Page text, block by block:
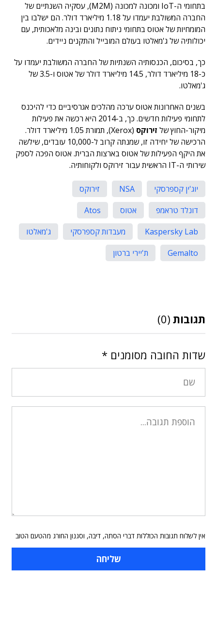
בתחומי ה-IoT ומכונה למכונה (M2M), עסקיה השנתיים של
החברה המשולבת יעמדו על 1.18 מיליארד דולר. הם ישלבו בין
המומחיות של אטוס בתחומי ניתוח נתונים ובינה מלאכותית, עם
יכולותיה של ג'מאלטו בעולם המובייל והתקנים ניידים.
כך, בסיכום, הכנסותיה השנתיות של החברה המשולבת יעמדו על
כ-18 מיליארד דולר, 14.5 מיליארד דולר של אטוס ו-3.5 של
ג'מאלטו.
בשנים האחרונות אטוס ערכה מהלכים אגרסיביים כדי להיכנס
לתחומי פעילות חדשים. כך, ב-2014 היא רכשה את פעילות
מיקור-החוץ של זירוקס
(Xerox), תמורת 1.05 מיליארד דולר.
הרכישה של יחידה זו, שמנתה קרוב ל-10,000 עובדים, שילשה
את היקף הפעילות של אטוס בארצות הברית. אטוס הפכה לספק
שירותי ה-IT הראשית עבור זירוקס ולקוחותיה.
יוג'ין קספרסקי NSA
זירוקס
דונלד טראמפ
אטוס
Atos
Kaspersky Lab
מעבדות קספרסקי
ג'מאלטו
Gemalto
ת'יירי ברטון
תגובות (0)
שדות החובה מסומנים *
אין לשלוח תגובות הכוללות דברי הסתה, דיבה, וסגנון החורג מהטעם הטוב